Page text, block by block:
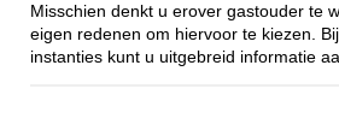
Misschien denkt u erover gastouder te
eigen redenen om hiervoor te kiezen.
instanties kunt u uitgebreid informatie